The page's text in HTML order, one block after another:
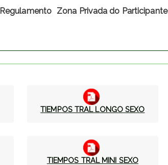
Regulamento Zona Privada do Participante
TIEMPOS TRAL LONGO SEXO
TIEMPOS TRAL MINI SEXO